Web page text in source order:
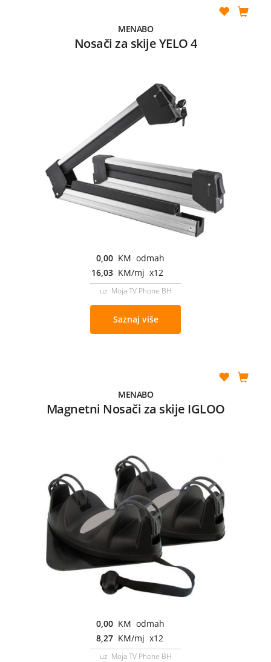
MENABO
Nosači za skije YELO 4
0,00 KM odmah
16,03 KM/mj x12
uz Moja TV Phone BH
Saznaj više
MENABO
Magnetni Nosači za skije IGLOO
0,00 KM odmah
8,27 KM/mj x12
uz Moja TV Phone BH